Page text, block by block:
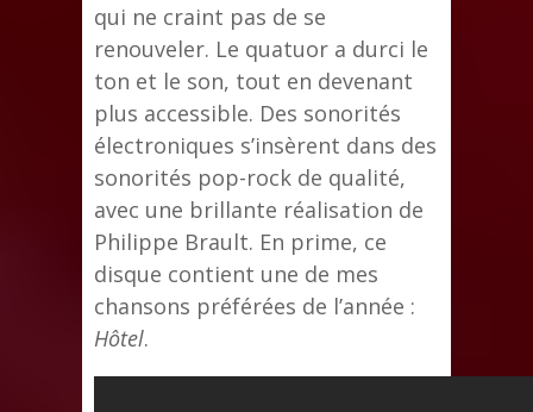
qui ne craint pas de se
renouveler. Le quatuor a durci le
ton et le son, tout en devenant
plus accessible. Des sonorités
électroniques s’insèrent dans des
sonorités pop-rock de qualité,
avec une brillante réalisation de
Philippe Brault. En prime, ce
disque contient une de mes
chansons préférées de l’année :
Hôtel.